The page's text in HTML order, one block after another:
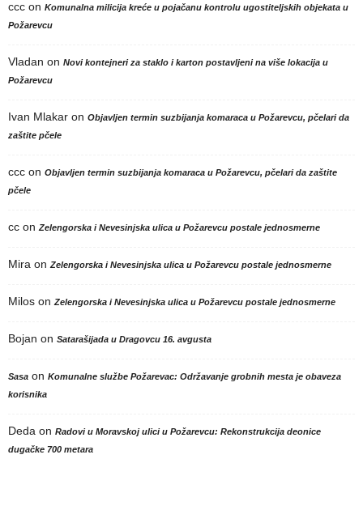
ccc on Komunalna milicija kreće u pojačanu kontrolu ugostiteljskih objekata u
Požarevcu
Vladan on Novi kontejneri za staklo i karton postavljeni na više lokacija u
Požarevcu
Ivan Mlakar on Objavljen termin suzbijanja komaraca u Požarevcu, pčelari da
zaštite pčele
ccc on Objavljen termin suzbijanja komaraca u Požarevcu, pčelari da zaštite
pčele
cc on Zelengorska i Nevesinjska ulica u Požarevcu postale jednosmerne
Mira on Zelengorska i Nevesinjska ulica u Požarevcu postale jednosmerne
Milos on Zelengorska i Nevesinjska ulica u Požarevcu postale jednosmerne
Bojan on Satarašijada u Dragovcu 16. avgusta
Sasa on Komunalne službe Požarevac: Održavanje grobnih mesta je obaveza
korisnika
Deda on Radovi u Moravskoj ulici u Požarevcu: Rekonstrukcija deonice
dugačke 700 metara